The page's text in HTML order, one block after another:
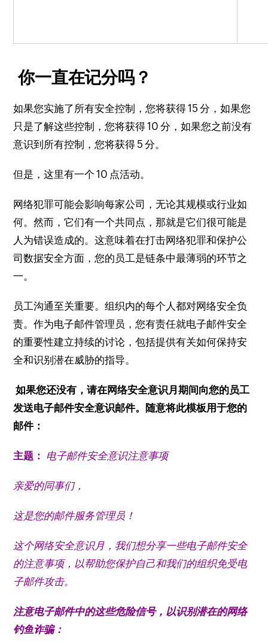
你一直在记分吗？
如果您实施了所有安全控制，您将获得 15 分，如果您
只是了解这些控制，您将获得 10 分，如果您之前没有
意识到所有控制，您将获得 5 分。
但是，这里有一个 10 点活动。
网络犯罪可能会影响每家公司，无论其规模或行业如
何。然而，它们有一个共同点，那就是它们很可能是
人为错误造成的。这意味着在打击网络犯罪和保护公
司数据安全方面，您的员工是链条中最薄弱的环节之
一。
员工沟通至关重要。组织内的每个人都对网络安全负
责。作为电子邮件管理员，您有责任就电子邮件安全
的重要性建立持续的讨论，包括提供有关如何保持安
全和识别潜在威胁的指导。
如果您还没有，请在网络安全意识月期间向您的员工
发送电子邮件安全意识邮件。 随意将此模板用于您的
邮件：
主题： 电子邮件安全意识注意事项
亲爱的同事们，
这是您的邮件服务管理员！
这个网络安全意识月，我们想分享一些电子邮件安全
的注意事项，以帮助您保护自己和我们的组织免受电
子邮件攻击。
注意电子邮件中的这些危险信号，以识别潜在的网络
钓鱼诈骗：